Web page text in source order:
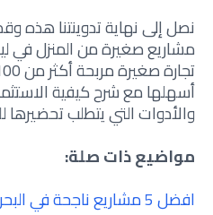
نصل إلى نهاية تدوينتنا هذه
أسهلها مع شرح كيفية
والأدوات التي يتطلب تحضيرها
مواضيع ذات صلة:
افضل 5 مشاريع ناجحة في البحرين